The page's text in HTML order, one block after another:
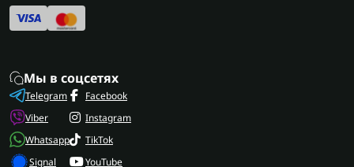
Мы в соцсетях
Telegram
Viber
Whatsapp
Signal
Facebook
Instagram
TikTok
YouTube